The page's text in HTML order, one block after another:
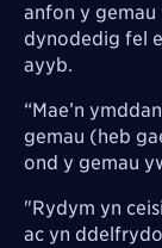
anfon y
dynodedig fel
ayyb.
“Mae’n
gemau (heb
ond y gemau
"Rydym yn
ac yn